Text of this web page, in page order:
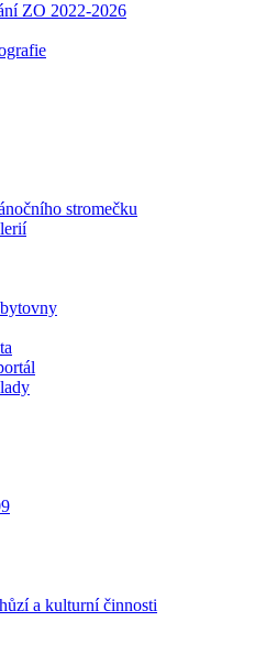
ZO 2022-2026
stromečku
a kulturní činnosti